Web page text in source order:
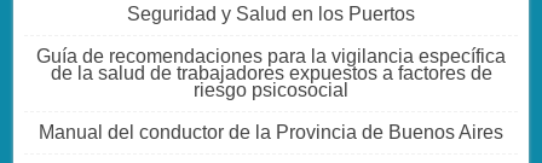
Seguridad y Salud en los Puertos
Guía de recomendaciones para la vigilancia específica
de la salud de trabajadores expuestos a factores de
riesgo psicosocial
Manual del conductor de la Provincia de Buenos Aires